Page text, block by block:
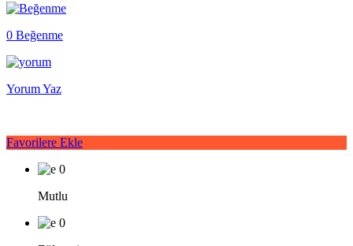
0 Beğenme
Yorum Yaz
Favorilere Ekle
0
Mutlu
0